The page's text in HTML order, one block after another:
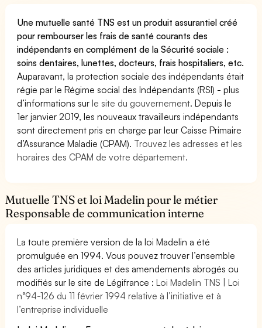
Une mutuelle santé TNS est un produit assurantiel créé
pour rembourser les frais de santé courants des
indépendants en complément de la Sécurité sociale :
soins dentaires, lunettes, docteurs, frais hospitaliers, etc.
Auparavant, la protection sociale des indépendants était
régie par le Régime social des Indépendants (RSI) - plus
d’informations surle site du gouvernement. Depuis le
1er janvier 2019, les nouveaux travailleurs indépendants
sont directement pris en charge par leur Caisse Primaire
d’Assurance Maladie (CPAM). Trouvez les adresses et les
horaires des CPAM de votre département.
Mutuelle TNS et loi Madelin pour le métier
Responsable de communication interne
La toute première version de la loi Madelin a été
promulguée en 1994. Vous pouvez trouver l’ensemble
des articles juridiques et des amendements abrogés ou
modifiés sur le site de Légifrance :Loi Madelin TNS | Loi
n°94-126 du 11 février 1994 relative à l’initiative et à
l’entreprise individuelle